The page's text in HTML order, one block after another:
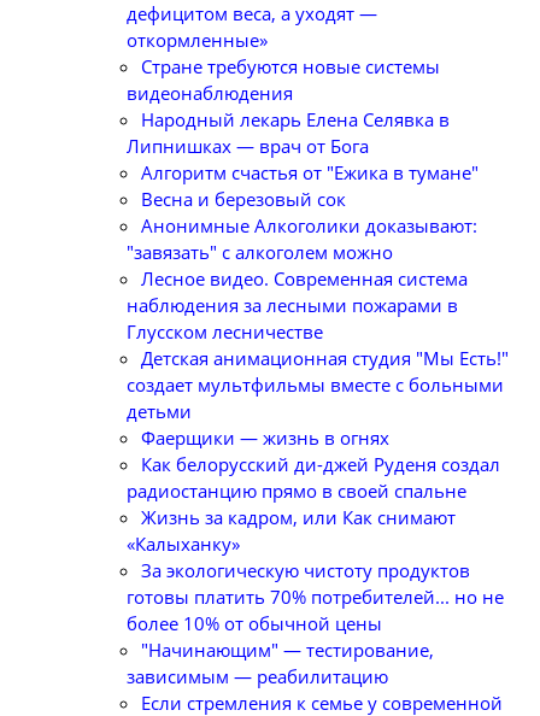
дефицитом веса, а уходят —
откормленные»
Стране требуются новые системы
видеонаблюдения
Народный лекарь Елена Селявка в
Липнишках — врач от Бога
Алгоритм счастья от "Ежика в тумане"
Весна и березовый сок
Анонимные Алкоголики доказывают:
"завязать" с алкоголем можно
Лесное видео. Современная система
наблюдения за лесными пожарами в
Глусском лесничестве
Детская анимационная студия "Мы Есть!"
создает мультфильмы вместе с больными
детьми
Фаерщики — жизнь в огнях
Как белорусский ди-джей Руденя создал
радиостанцию прямо в своей спальне
Жизнь за кадром, или Как снимают
«Калыханку»
За экологическую чистоту продуктов
готовы платить 70% потребителей... но не
более 10% от обычной цены
"Начинающим" — тестирование,
зависимым — реабилитацию
Если стремления к семье у современной